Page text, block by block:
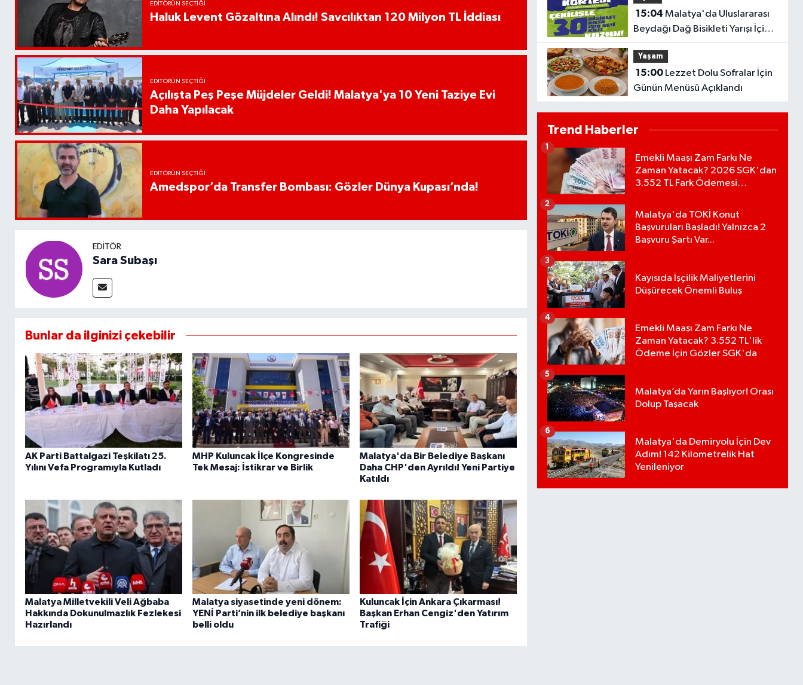
EDITÖRÜN SEÇTIĞI
Haluk Levent Gözaltına Alındı! Savcılıktan 120 Milyon TL İddiası
EDITÖRÜN SEÇTIĞI
Açılışta Peş Peşe Müjdeler Geldi! Malatya'ya 10 Yeni Taziye Evi
Daha Yapılacak
EDITÖRÜN SEÇTIĞI
Amedspor’da Transfer Bombası: Gözler Dünya Kupası’nda!
EDITÖR
Sara Subaşı
Bunlar da ilginizi çekebilir
AK Parti Battalgazi Teşkilatı 25.
Yılını Vefa Programıyla Kutladı
MHP Kuluncak İlçe Kongresinde
Tek Mesaj: İstikrar ve Birlik
Malatya'da Bir Belediye Başkanı
Daha CHP'den Ayrıldı! Yeni Partiye
Katıldı
Malatya Milletvekili Veli Ağbaba
Hakkında Dokunulmazlık Fezlekesi
Hazırlandı
Malatya siyasetinde yeni dönem:
YENİ Parti’nin ilk belediye başkanı
belli oldu
Kuluncak İçin Ankara Çıkarması!
Başkan Erhan Cengiz'den Yatırım
Trafiği
15:04
Beydağı Dağ Bisikleti Yarışı İçin
Kortej Sürüşü Düzenlenecek
Yaşam
15:00Lezzet Dolu Sofralar İçin
Günün Menüsü Açıklandı
Trend Haberler
Emekli Maaşı Zam Farkı Ne
Zaman Yatacak? 2026 SGK'dan
3.552 TL Fark Ödemesi
1
Malatya'da TOKİ Konut
Başvuruları Başladı! Yalnızca 2
Başvuru Şartı Var...
2
Kayısıda İşçilik Maliyetlerini
Düşürecek Önemli Buluş
3
Emekli Maaşı Zam Farkı Ne
Zaman Yatacak? 3.552 TL'lik
Ödeme İçin Gözler SGK'da
4
Malatya’da Yarın Başlıyor! Orası
Dolup Taşacak
5
Malatya'da Demiryolu İçin Dev
Adım! 142 Kilometrelik Hat
Yenileniyor
6